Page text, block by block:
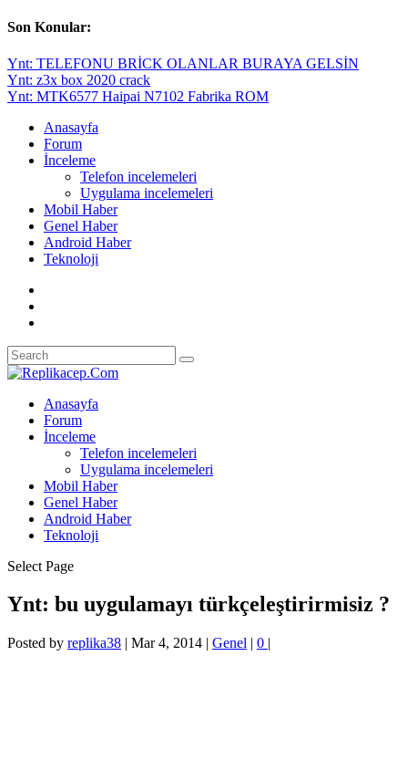
Son Konular:
Ynt: TELEFONU BRİCK OLANLAR BURAYA GELSİN
Ynt: z3x box 2020 crack
Ynt: MTK6577 Haipai N7102 Fabrika ROM
Anasayfa
Forum
İnceleme
Telefon incelemeleri
Uygulama incelemeleri
Mobil Haber
Genel Haber
Android Haber
Teknoloji
Anasayfa
Forum
İnceleme
Telefon incelemeleri
Uygulama incelemeleri
Mobil Haber
Genel Haber
Android Haber
Teknoloji
Select Page
Ynt: bu uygulamayı türkçeleştirirmisiz ?
Posted by replika38 | Mar 4, 2014 | Genel | 0 |